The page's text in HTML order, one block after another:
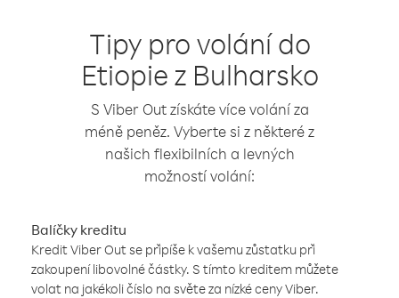
Tipy pro volání do
Etiopie z Bulharsko
S Viber Out získáte více volání za
méně peněz. Vyberte si z některé z
našich flexibilních a levných
možností volání:
Balíčky kreditu
Kredit Viber Out se připíše k vašemu zůstatku při
zakoupení libovolné částky. S tímto kreditem můžete
volat na jakékoli číslo na světe za nízké ceny Viber.